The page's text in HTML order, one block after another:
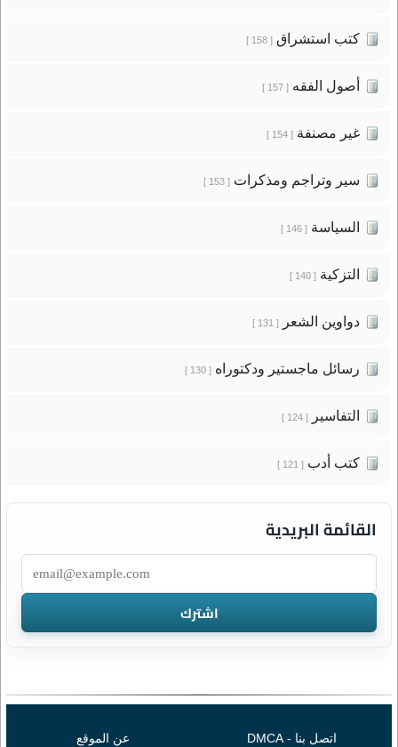
كتب استشراق[ 158 ]
أصول الفقه[ 157 ]
غير مصنفة[ 154 ]
سير وتراجم ومذكرات[ 153 ]
السياسة[ 146 ]
التزكية[ 140 ]
دواوين الشعر[ 131 ]
رسائل ماجستير ودكتوراه[ 130 ]
التفاسير[ 124 ]
كتب أدب[ 121 ]
القائمة البريدية
اتصل بنا - DMCA عن الموقع